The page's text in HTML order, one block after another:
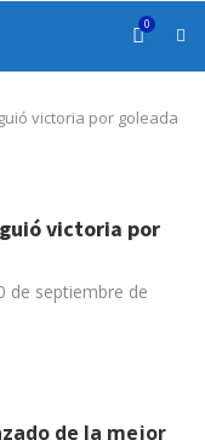
0
victoria por goleada
victoria por
de septiembre de
de la mejor